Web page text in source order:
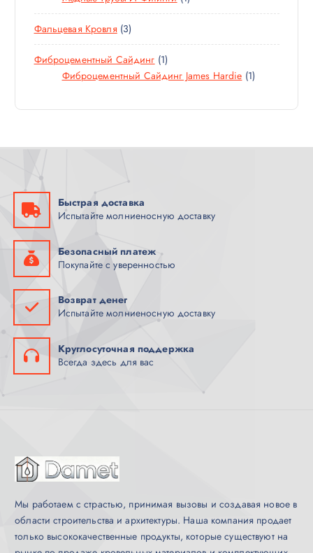
В
О
В
А
А
О
В
А
Р
Т
В
Р
Фальцевая Кровля 33
Т
О
В
Р
Фиброцементный Сайдинг 11
Т
В
Фиброцементный Сайдинг James Hardie 11
О
Быстрая доставка
Испытайте молниеносную доставку
Безопасный платеж
Покупайте с уверенностью
Возврат денег
Испытайте молниеносную доставку
Круглосуточная поддержка
Всегда здесь для вас
Мы работаем с страстью, принимая вызовы и создавая новое в
области строительства и архитектуры. Наша компания продает
только высококачественные продукты, которые существуют на